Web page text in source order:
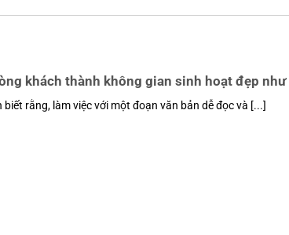
khách thành không gian sinh hoạt đẹp như
biết rằng, làm việc với một đoạn văn bản dễ đọc và [...]